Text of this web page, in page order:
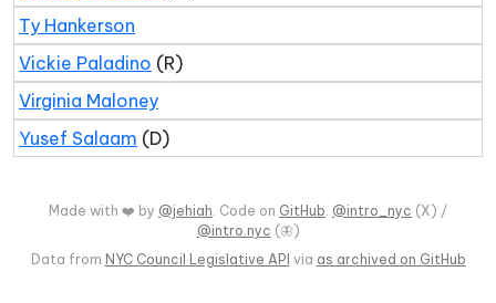
Ty Hankerson
Vickie Paladino (R)
Virginia Maloney
Yusef Salaam (D)
Made with ❤️ by @jehiah. Code on GitHub. @intro_nyc (X) /
@intro.nyc (🦋)
Data from NYC Council Legislative API via as archived on GitHub